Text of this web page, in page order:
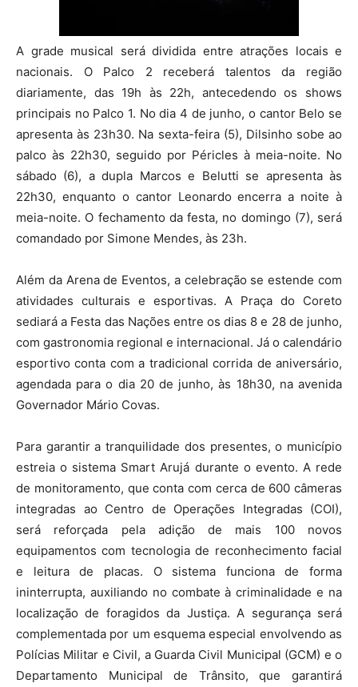
A grade musical será dividida entre atrações locais e
nacionais. O Palco 2 receberá talentos da região
diariamente, das 19h às 22h, antecedendo os shows
principais no Palco 1. No dia 4 de junho, o cantor Belo se
apresenta às 23h30. Na sexta-feira (5), Dilsinho sobe ao
palco às 22h30, seguido por Péricles à meia-noite. No
sábado (6), a dupla Marcos e Belutti se apresenta às
22h30, enquanto o cantor Leonardo encerra a noite à
meia-noite. O fechamento da festa, no domingo (7), será
comandado por Simone Mendes, às 23h.
Além da Arena de Eventos, a celebração se estende com
atividades culturais e esportivas. A Praça do Coreto
sediará a Festa das Nações entre os dias 8 e 28 de junho,
com gastronomia regional e internacional. Já o calendário
esportivo conta com a tradicional corrida de aniversário,
agendada para o dia 20 de junho, às 18h30, na avenida
Governador Mário Covas.
Para garantir a tranquilidade dos presentes, o município
estreia o sistema Smart Arujá durante o evento. A rede
de monitoramento, que conta com cerca de 600 câmeras
integradas ao Centro de Operações Integradas (COI),
será reforçada pela adição de mais 100 novos
equipamentos com tecnologia de reconhecimento facial
e leitura de placas. O sistema funciona de forma
ininterrupta, auxiliando no combate à criminalidade e na
localização de foragidos da Justiça. A segurança será
complementada por um esquema especial envolvendo as
Polícias Militar e Civil, a Guarda Civil Municipal (GCM) e o
Departamento Municipal de Trânsito, que garantirá